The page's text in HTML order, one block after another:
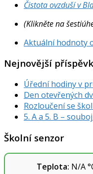
Čistota ovzduší v
(Klikněte na
Aktuální hodnoty
Nejnovější
Úřední hodiny v
Den otevřených
Rozloučení se
5. A a 5. B –
Školní senzor
Teplota: N/A